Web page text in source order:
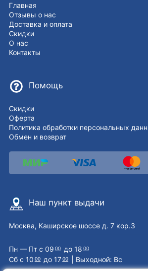
Главная
Отзывы о нас
Доставка и оплата
Скидки
О нас
Контакты
Помощь
Скидки
Оферта
Политика обработки персональных
Обмен и возврат
Наш пункт выдачи
Москва, Каширское шоссе д. 7 кор.3
Пн — Пт с 09 00 до 18 00
Сб с 10 00 до 1700 | Выходной: Вс